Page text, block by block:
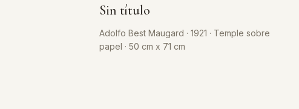
Sin título
Adolfo Best Maugard · 1921 · Temple sobre
papel · 50 cm x 71 cm